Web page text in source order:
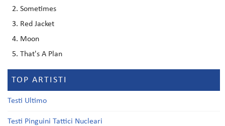
Sometimes
Red Jacket
Moon
That's A Plan
TOP ARTISTI
Testi Ultimo
Testi Pinguini Tattici Nucleari